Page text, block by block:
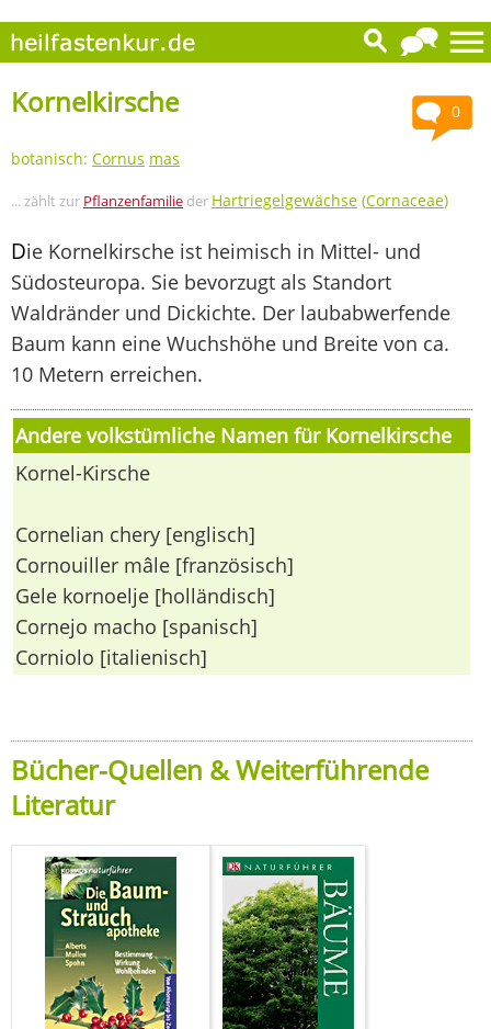
0
Kornelkirsche
botanisch: Cornus mas
... zählt zur Pflanzenfamilie der Hartriegelgewächse (Cornaceae)
Die Kornelkirsche ist heimisch in Mittel- und
Südosteuropa. Sie bevorzugt als Standort
Waldränder und Dickichte. Der laubabwerfende
Baum kann eine Wuchshöhe und Breite von ca.
10 Metern erreichen.
Andere volkstümliche Namen für Kornelkirsche
Kornel-Kirsche
Cornelian chery [englisch]
Cornouiller mâle [französisch]
Gele kornoelje [holländisch]
Cornejo macho [spanisch]
Corniolo [italienisch]
Bücher-Quellen & Weiterführende
Literatur